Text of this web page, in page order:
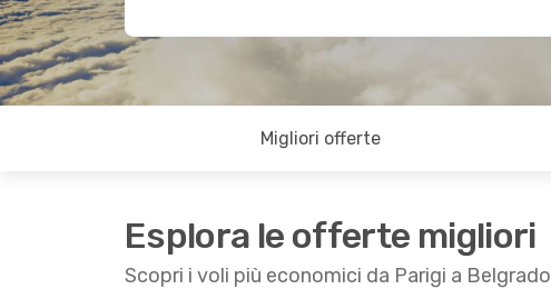
Migliori offerte
Esplora le offerte migliori
Scopri i voli più economici da Parigi a Belgrado